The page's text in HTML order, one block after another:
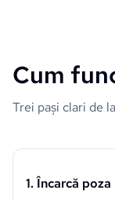
Cum
Trei pași clari de
1. Încarcă poza